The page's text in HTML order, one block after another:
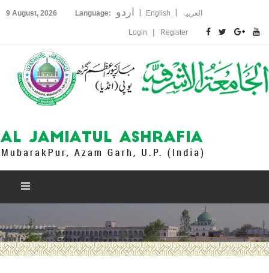
9 August, 2026 Language: اردو English العربیۃ
Login | Register